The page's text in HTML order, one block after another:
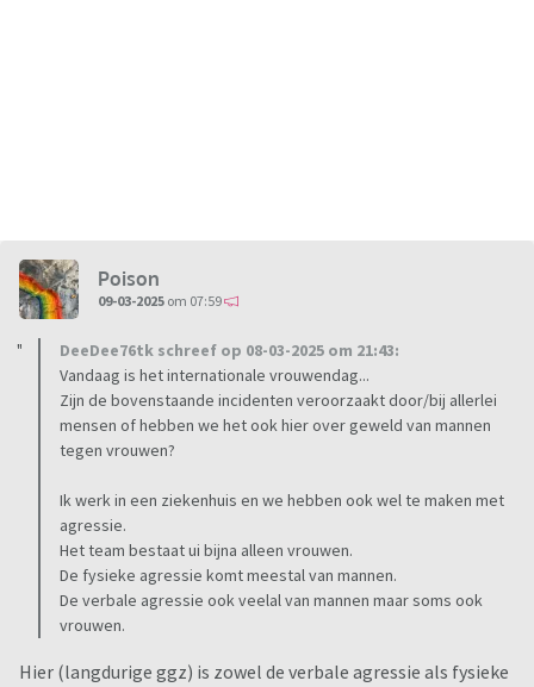
Poison
09-03-2025 om 07:59
DeeDee76tk schreef op 08-03-2025 om 21:43:
Vandaag is het internationale vrouwendag...
Zijn de bovenstaande incidenten veroorzaakt door/bij allerlei
mensen of hebben we het ook hier over geweld van mannen
tegen vrouwen?
Ik werk in een ziekenhuis en we hebben ook wel te maken met
agressie.
Het team bestaat ui bijna alleen vrouwen.
De fysieke agressie komt meestal van mannen.
De verbale agressie ook veelal van mannen maar soms ook
vrouwen.
Hier (langdurige ggz) is zowel de verbale agressie als fysieke